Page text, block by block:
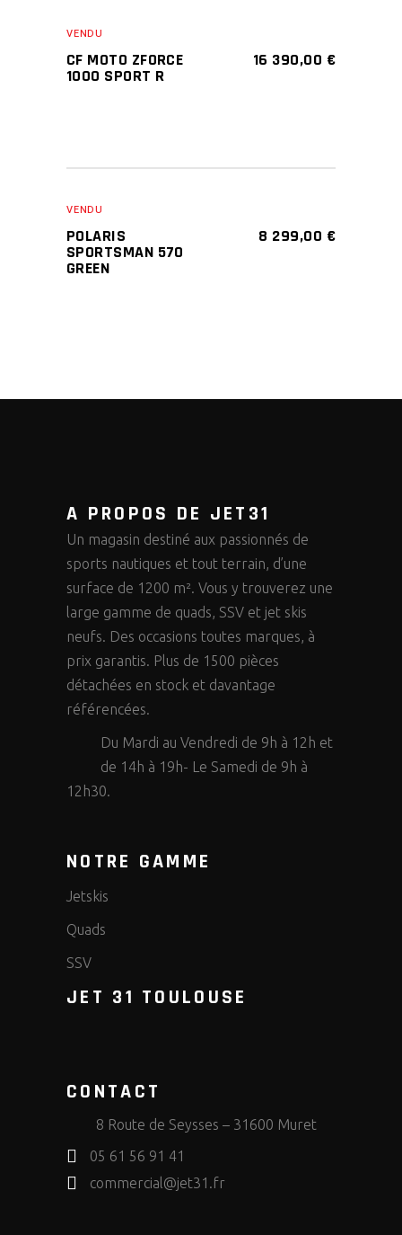
VENDU
CF MOTO ZFORCE
1000 SPORT R
16 390,00 €
VENDU
POLARIS
SPORTSMAN 570
GREEN
8 299,00 €
A PROPOS DE JET31
Un magasin destiné aux passionnés de
sports nautiques et tout terrain, d’une
surface de 1200 m². Vous y trouverez une
large gamme de quads, SSV et jet skis
neufs. Des occasions toutes marques, à
prix garantis. Plus de 1500 pièces
détachées en stock et davantage
référencées.
Du Mardi au Vendredi de 9h à 12h et
de 14h à 19h- Le Samedi de 9h à
12h30.
NOTRE GAMME
Jetskis
Quads
SSV
JET 31 TOULOUSE
CONTACT
8 Route de Seysses – 31600 Muret
05 61 56 91 41
commercial@jet31.fr